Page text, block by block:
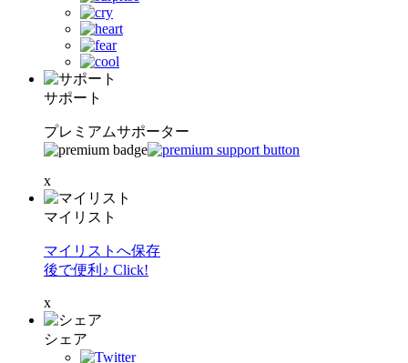
サポート
プレミアムサポーター
x
マイリスト
マイリストへ保存
後で便利♪ Click!
x
シェア